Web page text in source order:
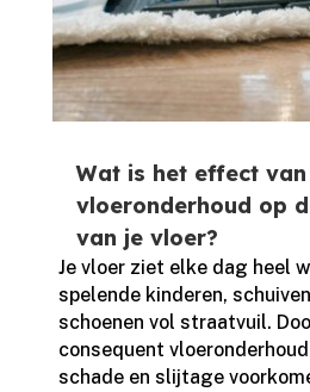
Wat is het effect van
vloeronderhoud op
van je vloer?
Je vloer ziet elke dag heel
spelende kinderen,
schoenen vol straatvuil.​
consequent
schade en slijtage